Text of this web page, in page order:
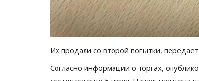
Их продали со второй попытки,
Согласно информации о торгах,